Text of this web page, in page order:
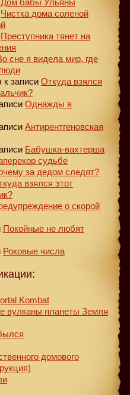
Чистка дома соленой
Преступника тянет на
сне я видела мир, где
к записи Откуда взялся
Однажды в
Антирентгеновская
Бабушка-вахтерша
судьбе
за дедом следят?
взялся этот
о скорой
Покойные не любят
Роковые числа
Kombat
вулканы планеты Земля
домового